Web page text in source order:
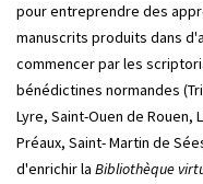
pour entreprendre des
manuscrits produits dans
commencer par les
bénédictines normandes
Lyre, Saint-Ouen de Rouen,
Préaux, Saint- Martin de
d'enrichir la Bibliothèque